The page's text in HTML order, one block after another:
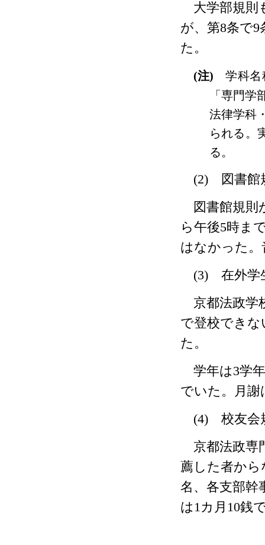
大学部規則
が、第8条で9
た。
(注)
学科名
「専門
法律学科
られる。
る。
(2) 図書館
図書館規則
ら午後5時ま
はなかった
(3) 在外学
京都法政学
で登校できな
た。
学年は3学
でいた。月謝
(4) 校友会
京都法政専
薦した者から
名、各支部幹
は 1カ月 10銭